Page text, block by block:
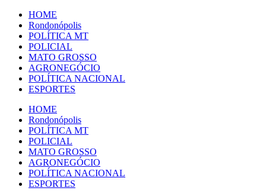
HOME
Rondonópolis
POLÍTICA MT
POLICIAL
MATO GROSSO
AGRONEGÓCIO
POLÍTICA NACIONAL
ESPORTES
HOME
Rondonópolis
POLÍTICA MT
POLICIAL
MATO GROSSO
AGRONEGÓCIO
POLÍTICA NACIONAL
ESPORTES